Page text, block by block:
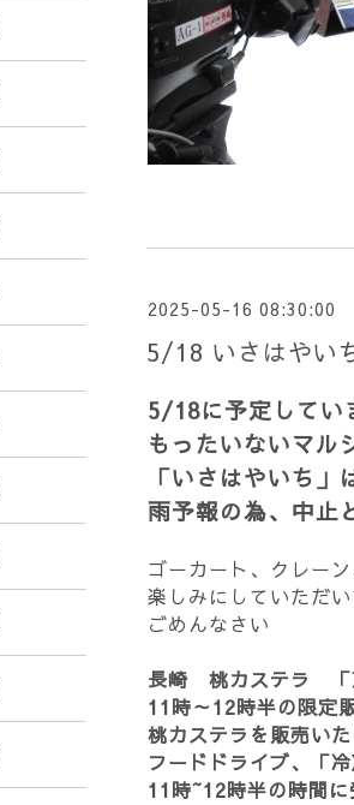
2025-05-16 08:30:00
5/18 いさはやい
5/18に予定してい
もったいないマル
「いさはやいち」
雨予報の為、中止
ゴーカート、クレー
楽しみにしていただ
ごめんなさい
長崎 桃カステラ 「
11時～12時半の限定
桃カステラを販売い
フードドライブ、「
11時~12時半の時間